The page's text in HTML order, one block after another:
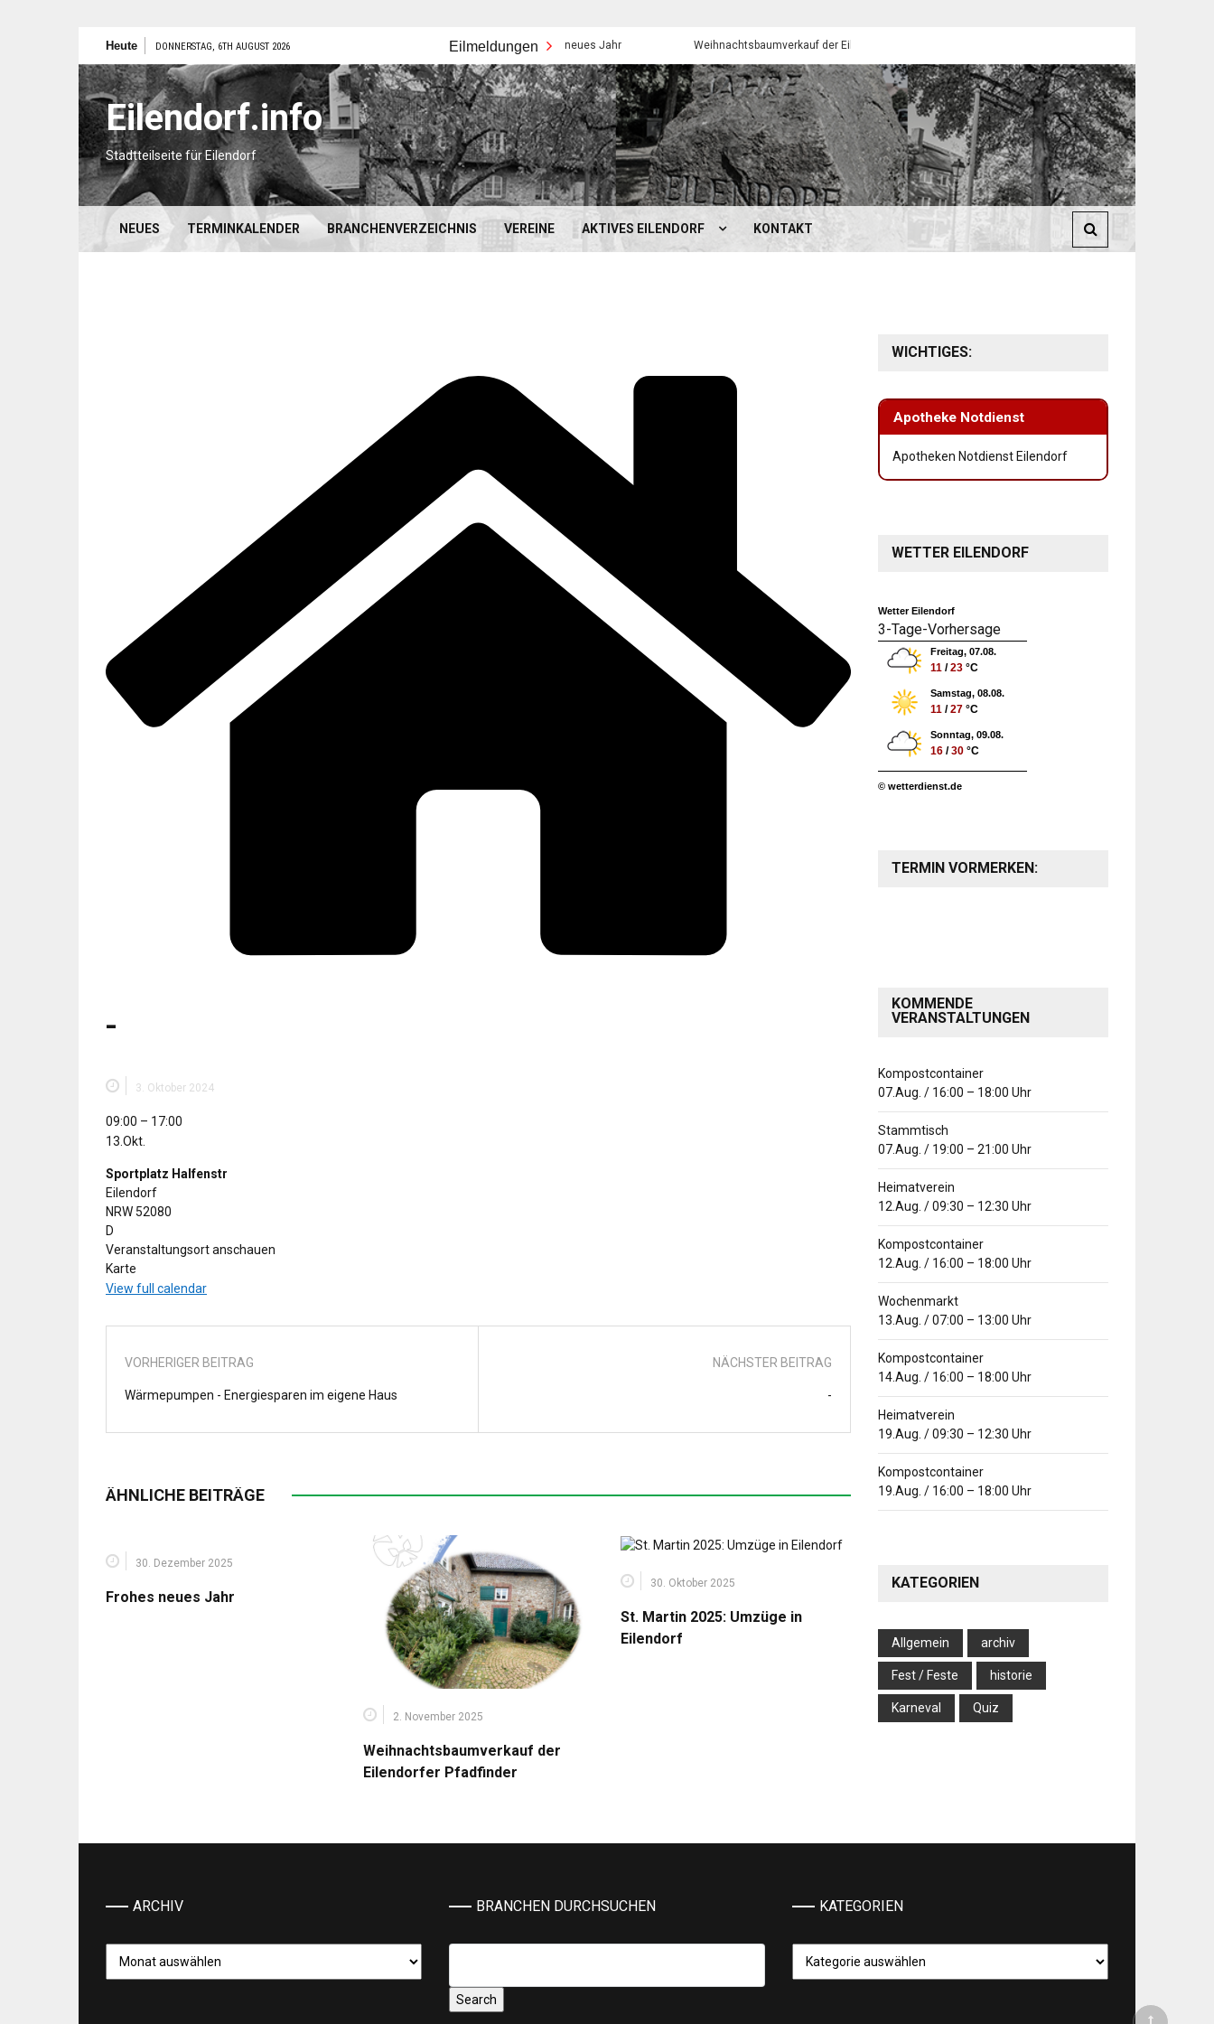
Inhalt
springen
Heute DONNERSTAG, 6TH AUGUST 2026 Eilmeldungen
Frohes neues Jahr Weihnachtsbaumverkauf der Eilendorfer Pfadfinder
Eilendorf.info
Stadtteilseite für Eilendorf
NEUES TERMINKALENDER BRANCHENVERZEICHNIS VEREINE AKTIVES EILENDORF KONTAKT
-
3. Oktober 2024
-09:00 – 17:00
13.Okt.
Sportplatz Halfenstr
Eilendorf
NRW 52080
D
Veranstaltungsort anschauen
Karte
Halfenstr
View full calendar
VORHERIGER BEITRAG
Wärmepumpen - Energiesparen im eigene Haus
NÄCHSTER BEITRAG
-
ÄHNLICHE BEITRÄGE
30. Dezember 2025
Frohes neues Jahr
2. November 2025
Weihnachtsbaumverkauf der
Eilendorfer Pfadfinder
30. Oktober 2025
St. Martin 2025: Umzüge in
Eilendorf
WICHTIGES:
Apotheke Notdienst
Apotheken Notdienst Eilendorf
WETTER EILENDORF
Wetter Eilendorf
3-Tage-Vorhersage
Freitag, 07.08.
11 /23 °C
Samstag, 08.08.
11 /27 °C
Sonntag, 09.08.
16 /30 °C
© wetterdienst.de
TERMIN VORMERKEN:
KOMMENDE
VERANSTALTUNGEN
Kompostcontainer
07.Aug. / 16:00 – 18:00 Uhr
Stammtisch
07.Aug. / 19:00 – 21:00 Uhr
Heimatverein
12.Aug. /09:30 – 12:30 Uhr
Kompostcontainer
12.Aug. / 16:00 – 18:00 Uhr
Wochenmarkt
13.Aug. /07:00 – 13:00 Uhr
Kompostcontainer
14.Aug. / 16:00 – 18:00 Uhr
Heimatverein
19.Aug. /09:30 – 12:30 Uhr
Kompostcontainer
19.Aug. / 16:00 – 18:00 Uhr
KATEGORIEN
Allgemein archiv
Fest / Feste historie
Karneval Quiz
ARCHIV BRANCHEN DURCHSUCHEN KATEGORIEN